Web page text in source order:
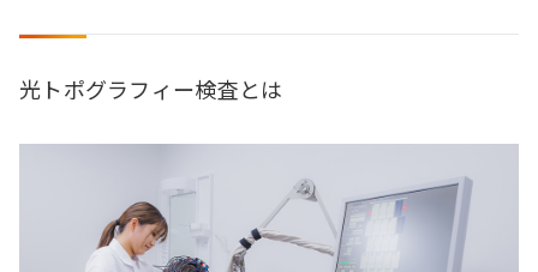
光トポグラフィー検査とは